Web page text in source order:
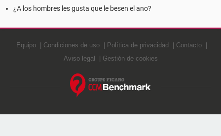
¿A los hombres les gusta que le besen el ano?
Equipo Condiciones de uso Política de privacidad
Contacto
Aviso legal
Gestión de cookies